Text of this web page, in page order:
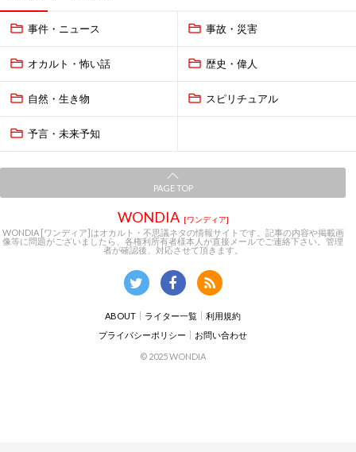
事件・ニュース 事故・災害
オカルト・怖い話 歴史・偉人
自然・生き物 スピリチュアル
予言・未来予知
PAGE TOP
WONDIA [ワンディア]
WONDIA [ワンディア]はオカルト・不思議ネタの情報サイトです。記事の内容や掲載画
像等に問題がございましたら、各権利所有者様本人が直接メールでご連絡下さい。管理
者が確認後、対応させて頂きます。
ABOUT ライター一覧
利用規約
プライバシーポリシー
お問い合わせ
© 2025 WONDIA